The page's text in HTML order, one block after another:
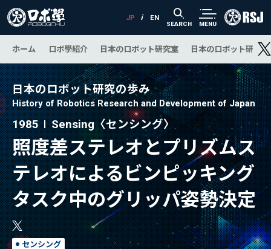
SEARCH MENU
ホーム ロボ學紹介 日本のロボット研究室 日本のロボット研究
日本のロボット研究の歩み
History of Robotics Research and Development of Japan
1985 Sensing〈センシング〉
照度差ステレオとプリズムス
テレオによるビンピッキング
タスク中のグリッパ姿勢決定
センシング